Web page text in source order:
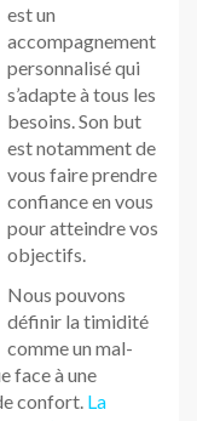
est un
accompagnement
personnalisé qui
s’adapte à tous les
besoins. Son but
est notamment de
vous faire prendre
confiance en vous
pour atteindre vos
objectifs.
Nous pouvons
définir la timidité
comme un mal-
face à une
confort. La